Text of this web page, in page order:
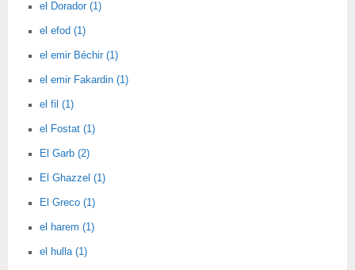
el Dorador (1)
el efod (1)
el emir Béchir (1)
el emir Fakardin (1)
el fil (1)
el Fostat (1)
El Garb (2)
El Ghazzel (1)
El Greco (1)
el harem (1)
el hulla (1)